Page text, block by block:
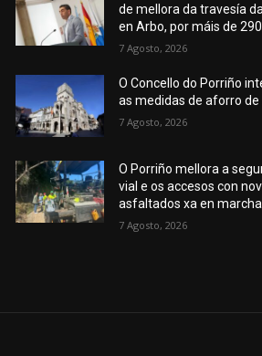
de mellora da travesía
en Arbo, por máis de
7 Agosto, 2026
O Concello do Porriño
as medidas de aforro de
7 Agosto, 2026
O Porriño mellora a
vial e os accesos con
asfaltados xa en marcha
7 Agosto, 2026